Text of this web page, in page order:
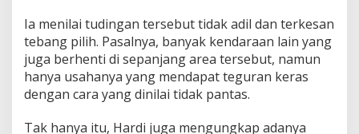
a
n
d
a
n
D
Ia menilai tudingan tersebut tidak adil dan terkesan
tebang pilih. Pasalnya, banyak kendaraan lain yang
juga berhenti di sepanjang area tersebut, namun
hanya usahanya yang mendapat teguran keras
dengan cara yang dinilai tidak pantas.
Tak hanya itu, Hardi juga mengungkap adanya